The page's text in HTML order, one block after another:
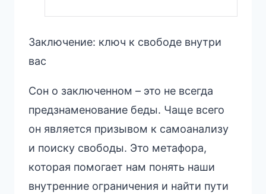
Заключение: ключ к свободе внутри
вас
Сон о заключенном – это не всегда
предзнаменование беды. Чаще всего
он является призывом к самоанализу
и поиску свободы. Это метафора,
которая помогает нам понять наши
внутренние ограничения и найти пути